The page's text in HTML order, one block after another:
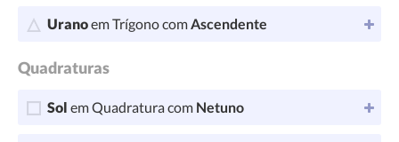
Uranoem Trígono comAscendente
Quadraturas
Sol em Quadratura com Netuno